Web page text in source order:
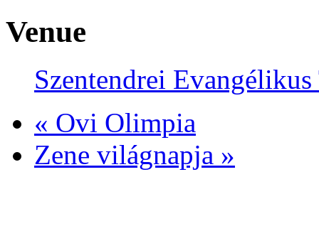
Venue
Szentendrei
« Ovi Olimpia
Zene világnapja »